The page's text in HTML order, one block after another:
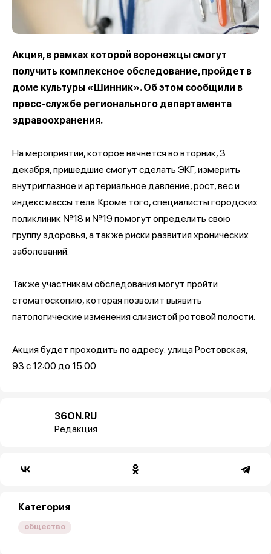
Акция, в рамках которой воронежцы смогут
получить комплексное обследование, пройдет в
доме культуры «Шинник». Об этом сообщили в
пресс-службе регионального департамента
здравоохранения.
На мероприятии, которое начнется во вторник, 3
декабря, пришедшие смогут сделать ЭКГ, измерить
внутриглазное и артериальное давление, рост, вес и
индекс массы тела. Кроме того, специалисты городских
поликлиник №18 и №19 помогут определить свою
группу здоровья, а также риски развития хронических
заболеваний.
Также участникам обследования могут пройти
стоматоскопию, которая позволит выявить
патологические изменения слизистой ротовой полости.
Акция будет проходить по адресу: улица Ростовская,
93 с 12:00 до 15:00.
36ON.RU
Редакция
Категория
общество